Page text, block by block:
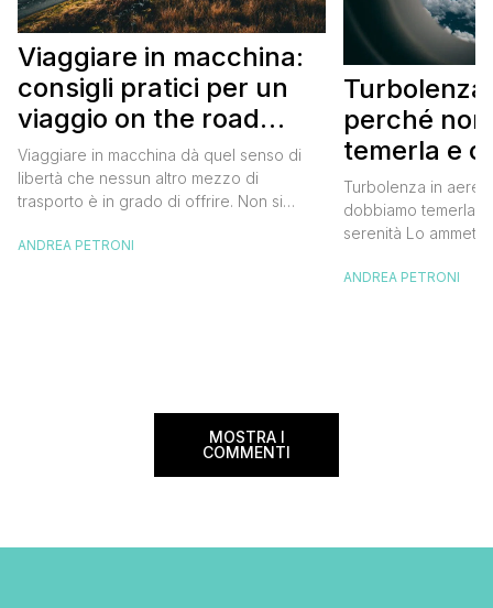
Viaggiare in macchina:
consigli pratici per un
viaggio on the road
perfetto
Viaggiare in macchina dà quel senso di
libertà che nessun altro mezzo di
trasporto è in grado di offrire. Non si
dove e quando si vuole, senza contare
ANDREA PETRONI
perché
temerla e
affrontarla
Turbolenza in
dobbiamo temerla
serenità Lo
sono preso un bel
ANDREA PETRONI
MOSTRA I
COMMENTI